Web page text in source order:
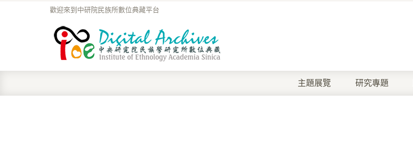
歡迎來到中研院民族所數位典藏平台
主題展覽 研究專題